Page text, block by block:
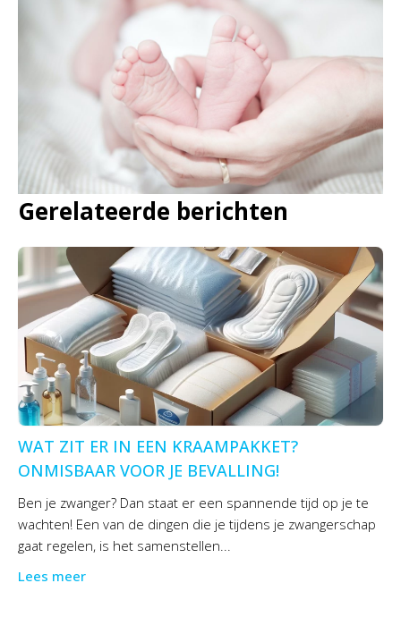
Gerelateerde berichten
WAT ZIT ER IN EEN KRAAMPAKKET?
ONMISBAAR VOOR JE BEVALLING!
Ben je zwanger? Dan staat er een spannende tijd op je te
wachten! Een van de dingen die je tijdens je zwangerschap
gaat regelen, is het samenstellen...
Lees meer